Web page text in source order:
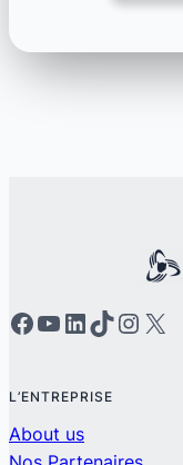
L’ENTREPRISE
About us